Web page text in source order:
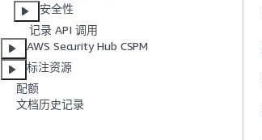
安全性
记录 API 调用
AWS Security Hub CSPM
标注资源
配额
文档历史记录